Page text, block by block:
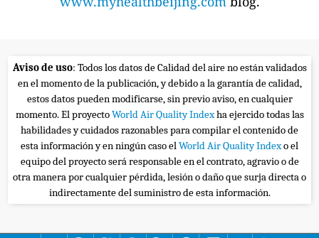
Aviso de uso: Todos los datos de Calidad del aire no están validados
en el momento de la publicación, y debido a la garantía de calidad,
estos datos pueden modificarse, sin previo aviso, en cualquier
momento. El proyectoWorld Air Quality Indexha ejercido todas las
habilidades y cuidados razonables para compilar el contenido de
esta información y en ningún caso elWorld Air Quality Indexo el
equipo del proyecto será responsable en el contrato, agravio o de
otra manera por cualquier pérdida, lesión o daño que surja directa o
indirectamente del suministro de esta información.